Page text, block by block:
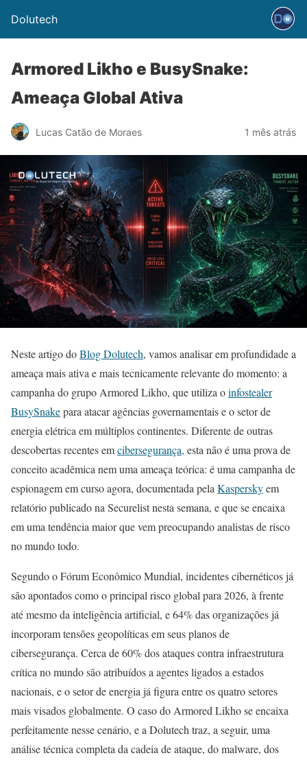
Dolutech
Armored Likho e BusySnake:
Ameaça Global Ativa
Lucas Catão de Moraes 1 mês atrás
Neste artigo doBlog Dolutech, vamos analisar em profundidade a
ameaça mais ativa e mais tecnicamente relevante do momento: a
campanha do grupo Armored Likho, que utiliza oinfostealer
BusySnakepara atacar agências governamentais e o setor de
energia elétrica em múltiplos continentes. Diferente de outras
descobertas recentes emcibersegurança, esta não é uma prova de
conceito acadêmica nem uma ameaça teórica: é uma campanha de
espionagem em curso agora, documentada pela Kasperskyem
relatório publicado na Securelist nesta semana, e que se encaixa
em uma tendência maior que vem preocupando analistas de risco
no mundo todo.
Segundo o Fórum Econômico Mundial, incidentes cibernéticos já
são apontados como o principal risco global para 2026, à frente
até mesmo da inteligência artificial, e 64% das organizações já
incorporam tensões geopolíticas em seus planos de
cibersegurança. Cerca de 60% dos ataques contra infraestrutura
crítica no mundo são atribuídos a agentes ligados a estados
nacionais, e o setor de energia já figura entre os quatro setores
mais visados globalmente. O caso do Armored Likho se encaixa
perfeitamente nesse cenário, e a Dolutech traz, a seguir, uma
análise técnica completa da cadeia de ataque, do malware, dos